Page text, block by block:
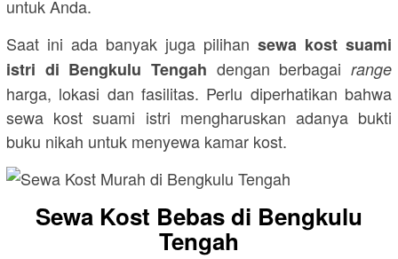
untuk Anda.
Saat ini ada banyak juga pilihan sewa kost suami
istri di Bengkulu Tengah dengan berbagai range
harga, lokasi dan fasilitas. Perlu diperhatikan bahwa
sewa kost suami istri mengharuskan adanya bukti
buku nikah untuk menyewa kamar kost.
Sewa Kost Bebas di Bengkulu
Tengah